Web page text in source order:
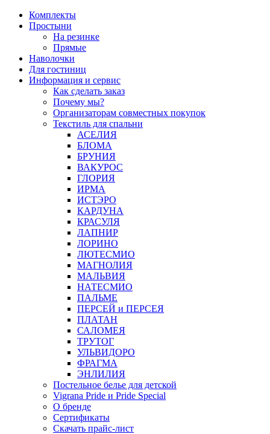
Перейти
содержимому
Комплекты
Простыни
На резинке
Прямые
Наволочки
Для гостиниц
Информация и сервис
Как сделать заказ
Почему мы?
Организаторам совместных покупок
Текстиль для спальни
АСЕЛИЯ
БЛОМА
БРУНИЯ
ВАКУРОС
ГЛОРИЯ
ИРМА
ИСТЭРО
КАРДУНА
КРАСУЛЯ
ЛАПНИР
ЛОРИНО
ЛЮТЕСМИО
МАГНОЛИЯ
МАЛЬВИЯ
НАТЕСМИО
ПАЛЬМЕ
ПЕРСЕЙ и ПЕРСЕЯ
ПЛАТАН
САЛОМЕЯ
ТРУТОГ
УЛЬВИДОРО
ФРАГМА
ЭНЛИЛИЯ
Постельное белье для детской
Vigrana Pride и Pride Special
О бренде
Сертификаты
Скачать прайс-лист